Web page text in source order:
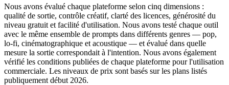
Nous avons évalué chaque plateforme selon cinq dimensions :
qualité de sortie, contrôle créatif, clarté des licences, générosité du
niveau gratuit et facilité d'utilisation. Nous avons testé chaque outil
avec le même ensemble de prompts dans différents genres — pop,
lo-fi, cinématographique et acoustique — et évalué dans quelle
mesure la sortie correspondait à l'intention. Nous avons également
vérifié les conditions publiées de chaque plateforme pour l'utilisation
commerciale. Les niveaux de prix sont basés sur les plans listés
publiquement début 2026.